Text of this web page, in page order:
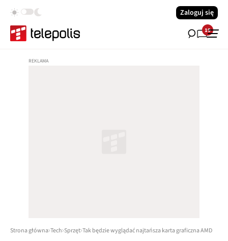
Zaloguj się
19
Strona główna Tech Sprzęt Tak będzie wyglądać najtańsza karta graficzna AMD